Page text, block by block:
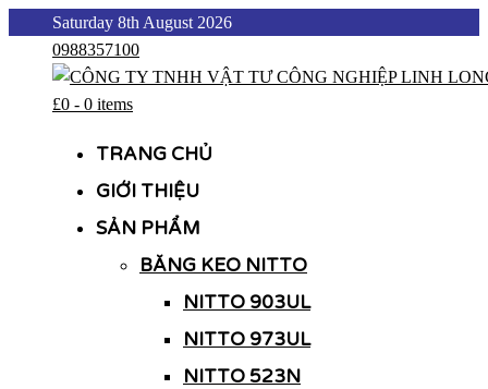
content
Saturday 8th August 2026
0988357100
£0 - 0 items
TRANG CHỦ
GIỚI THIỆU
SẢN PHẨM
BĂNG KEO NITTO
NITTO 903UL
NITTO 973UL
NITTO 523N